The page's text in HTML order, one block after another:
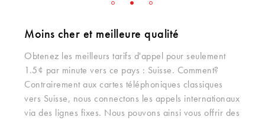
Moins cher et meilleure qualité
Obtenez les meilleurs tarifs d'appel pour seulement
1.5¢ par minute vers ce pays : Suisse. Comment?
Contrairement aux cartes téléphoniques classiques
vers Suisse, nous connectons les appels internationaux
via des lignes fixes. Nous pouvons ainsi vous offrir des